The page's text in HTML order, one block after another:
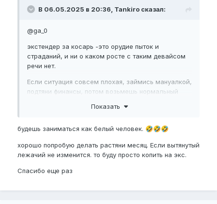
В 06.05.2025 в 20:36, Tankiro сказал:
@ga_0
экстендер за косарь -это орудие пыток и
страданий, и ни о каком росте с таким девайсом
речи нет.
Если ситуация совсем плохая, займись мануалкой,
подтяни финансы, потом возьмешь нормальный
будешь заниматься как белый человек.
Показать
будешь заниматься как белый человек. 🤣🤣🤣
хорошо попробую делать растяни месяц. Если вытянутый
лежачий не изменится. то буду просто копить на экс.
Спасибо еще раз